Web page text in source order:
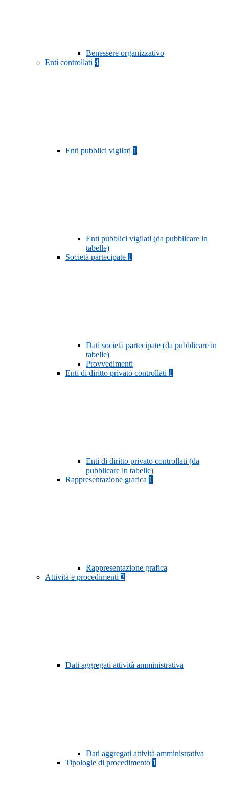
Benessere organizzativo
Enti controllati 4
Enti pubblici vigilati 1
Enti pubblici vigilati (da pubblicare in
tabelle)
Società partecipate 1
Dati società partecipate (da pubblicare in
tabelle)
Provvedimenti
Enti di diritto privato controllati 1
Enti di diritto privato controllati (da
pubblicare in tabelle)
Rappresentazione grafica 1
Rappresentazione grafica
Attività e procedimenti 2
Dati aggregati attività amministrativa
Dati aggregati attività amministrativa
Tipologie di procedimento 1